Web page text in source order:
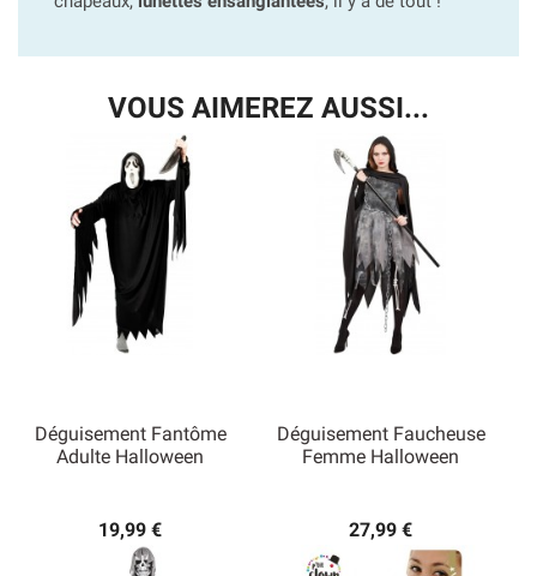
VOUS AIMEREZ AUSSI...
Déguisement Fantôme
Adulte Halloween
19,99 €
Déguisement Faucheuse
Femme Halloween
27,99 €